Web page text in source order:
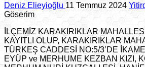
Deniz Elieyioğlu 11 Temmuz 2024
Göserim
İLÇEMİZ KARAKIRIKLAR
KAYITLI OLUP, KARAKIRIKLAR
TÜRKEŞ CADDESİ NO:5/3’DE
EYÜP ve MERHUME KEZBAN KIZI,